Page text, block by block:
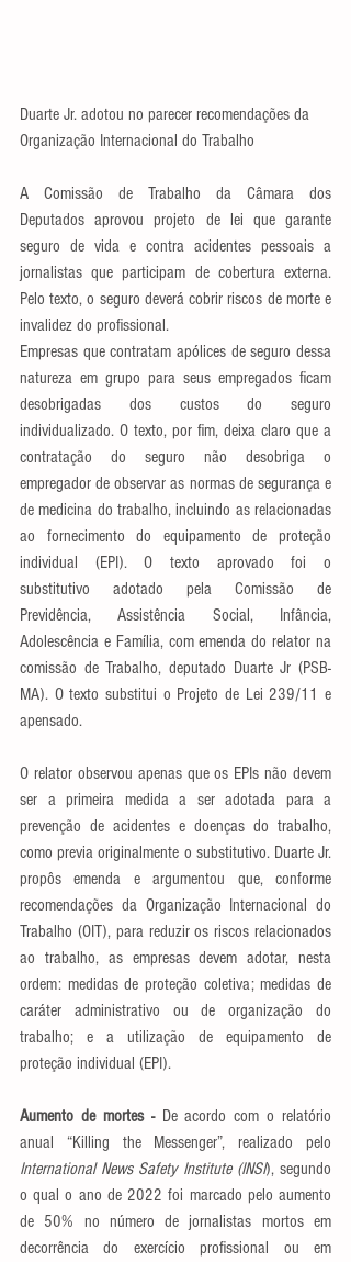
Duarte Jr. adotou no parecer recomendações da
Organização Internacional do Trabalho
A Comissão de Trabalho da Câmara dos
Deputados aprovou projeto de lei que garante
seguro de vida e contra acidentes pessoais a
jornalistas que participam de cobertura externa.
Pelo texto, o seguro deverá cobrir riscos de morte e
invalidez do profissional.
Empresas que contratam apólices de seguro dessa
natureza em grupo para seus empregados ficam
desobrigadas dos custos do seguro
individualizado. O texto, por fim, deixa claro que a
contratação do seguro não desobriga o
empregador de observar as normas de segurança e
de medicina do trabalho, incluindo as relacionadas
ao fornecimento do equipamento de proteção
individual (EPI). O texto aprovado foi o
substitutivo adotado pela Comissão de
Previdência, Assistência Social, Infância,
Adolescência e Família, com emenda do relator na
comissão de Trabalho, deputado Duarte Jr (PSB-
MA). O texto substitui o Projeto de Lei 239/11 e
apensado.
O relator observou apenas que os EPIs não devem
ser a primeira medida a ser adotada para a
prevenção de acidentes e doenças do trabalho,
como previa originalmente o substitutivo. Duarte Jr.
propôs emenda e argumentou que, conforme
recomendações da Organização Internacional do
Trabalho (OIT), para reduzir os riscos relacionados
ao trabalho, as empresas devem adotar, nesta
ordem: medidas de proteção coletiva; medidas de
caráter administrativo ou de organização do
trabalho; e a utilização de equipamento de
proteção individual (EPI).
Aumento de mortes - De acordo com o relatório
International News Safety Institute (INSI), segundo
o qual o ano de 2022 foi marcado pelo aumento
de 50% no número de jornalistas mortos em
decorrência do exercício profissional ou em